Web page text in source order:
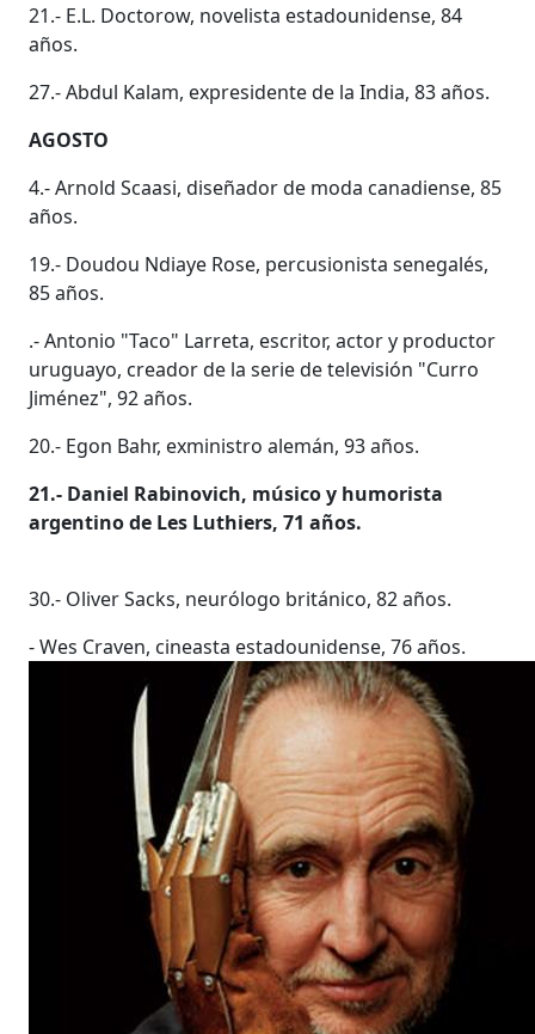
21.- E.L. Doctorow, novelista estadounidense, 84
años.
27.- Abdul Kalam, expresidente de la India, 83 años.
AGOSTO
4.- Arnold Scaasi, diseñador de moda canadiense, 85
años.
19.- Doudou Ndiaye Rose, percusionista senegalés,
85 años.
.- Antonio "Taco" Larreta, escritor, actor y productor
uruguayo, creador de la serie de televisión "Curro
Jiménez", 92 años.
20.- Egon Bahr, exministro alemán, 93 años.
21.- Daniel Rabinovich, músico y humorista
argentino de Les Luthiers, 71 años.
30.- Oliver Sacks, neurólogo británico, 82 años.
- Wes Craven, cineasta estadounidense, 76 años.